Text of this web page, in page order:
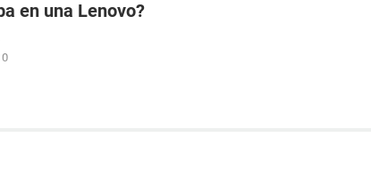
en una Lenovo?